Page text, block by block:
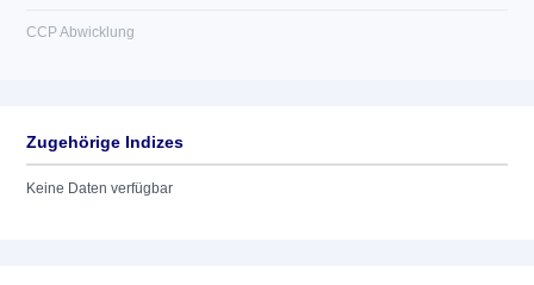
CCP Abwicklung
Zugehörige Indizes
Keine Daten verfügbar